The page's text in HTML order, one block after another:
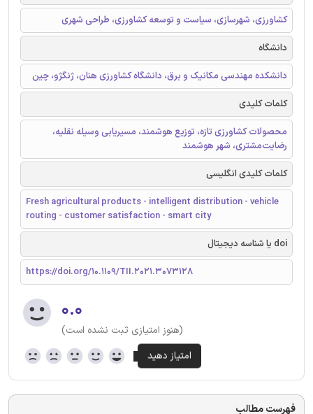
کشاورزی، شهرسازی، سیاست و توسعه کشاورزی، طراحی شهری
دانشگاه
دانشکده مهندسی مکانیک و برق، دانشگاه کشاورزی هنان، ژنگژو، چین
کلمات کلیدی
محصولات کشاورزی تازه، توزیع هوشمند، مسیریابی وسیله نقلیه،
رضایت‌مشتری، شهر هوشمند
کلمات کلیدی انگلیسی
Fresh agricultural products - intelligent distribution - vehicle
routing - customer satisfaction - smart city
doi یا شناسه دیجیتال
https://doi.org/10.1109/TII.2021.3073128
۰.۰
(هنوز امتیازی ثبت نشده است)
فهرست مطالب